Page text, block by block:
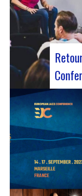
experts
Cette
pour 3